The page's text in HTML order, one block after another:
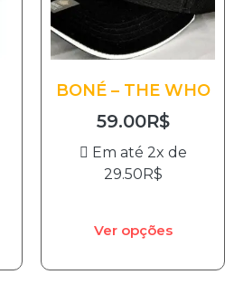
BONÉ – THE WHO
59.00R$
Em até 2x de
29.50 R$
Ver opções